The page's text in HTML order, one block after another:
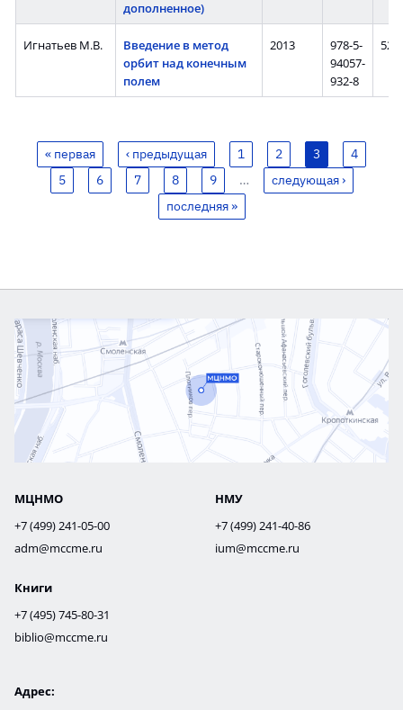
дополненное)
Игнатьев М.В.
Введение в метод
орбит над конечным
полем
2013
978-5-
94057-
932-8
52
« первая ‹ предыдущая 1 2 3
4
5
6 7 8 9 …
следующая ›
последняя »
МЦНМО
+7 (499) 241-05-00
adm@mccme.ru
НМУ
+7 (499) 241-40-86
ium@mccme.ru
Книги
+7 (495) 745-80-31
biblio@mccme.ru
Адрес: